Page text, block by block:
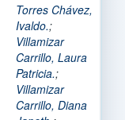
Torres Chávez,
Ivaldo.;
Villamizar
Carrillo, Laura
Patricia.;
Villamizar
Carrillo, Diana